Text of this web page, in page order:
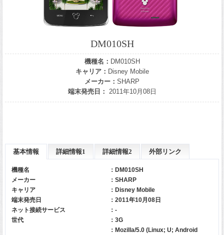
DM010SH
機種名： DM010SH
キャリア： Disney Mobile
メーカー： SHARP
端末発売日： 2011年10月08日
基本情報 詳細情報1 詳細情報2 外部リンク
機種名
：DM010SH
メーカー
： SHARP
キャリア
： Disney Mobile
端末発売日
：2011年10月08日
ネット接続サービス
：-
世代
：3G
：Mozilla/5.0 (Linux; U; Android